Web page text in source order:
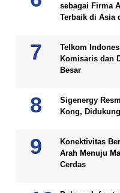
sebagai Firma
Terbaik di Asia
Telkom
Komisaris dan
Besar
Sigenergy
Kong,
Konektivitas
Arah Menuju
Cerdas